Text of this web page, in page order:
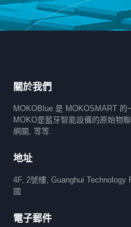
關於我們
MOKOBlue 是 MOKOSMART
MOKO是藍牙智能設備的原始物
網關, 等等.
地址
4F, 2號樓, Guanghui
國
電子郵件